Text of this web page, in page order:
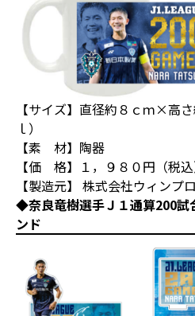
【サイズ】直径約８ｃｍ×高
ｌ）
【素 材】陶器
【価 格】１，９８０円（税込
【製造元】 株式会社ウィンプ
◆奈良竜樹選手Ｊ１通算200試
ンド